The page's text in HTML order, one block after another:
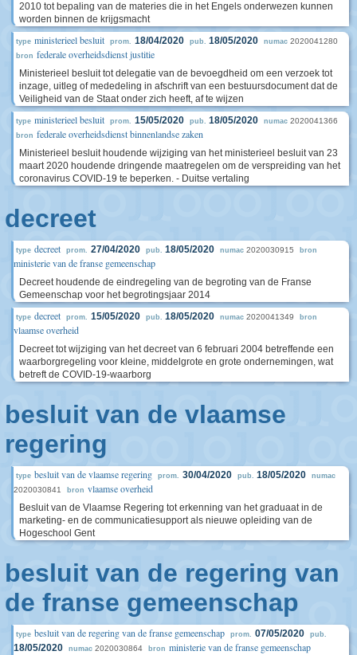
2010 tot bepaling van de materies die in het Engels onderwezen kunnen
worden binnen de krijgsmacht
type ministerieel besluit prom. 18/04/2020 pub. 18/05/2020 numac 2020041280
bron federale overheidsdienst justitie
Ministerieel besluit tot delegatie van de bevoegdheid om een verzoek tot
inzage, uitleg of mededeling in afschrift van een bestuursdocument dat de
Veiligheid van de Staat onder zich heeft, af te wijzen
type ministerieel besluit prom. 15/05/2020 pub. 18/05/2020 numac 2020041366
bron federale overheidsdienst binnenlandse zaken
Ministerieel besluit houdende wijziging van het ministerieel besluit van 23
maart 2020 houdende dringende maatregelen om de verspreiding van het
coronavirus COVID-19 te beperken. - Duitse vertaling
decreet
type decreet prom. 27/04/2020 pub. 18/05/2020 numac 2020030915 bron
ministerie van de franse gemeenschap
Decreet houdende de eindregeling van de begroting van de Franse
Gemeenschap voor het begrotingsjaar 2014
type decreet prom. 15/05/2020 pub. 18/05/2020 numac 2020041349 bron
vlaamse overheid
Decreet tot wijziging van het decreet van 6 februari 2004 betreffende een
waarborgregeling voor kleine, middelgrote en grote ondernemingen, wat
betreft de COVID-19-waarborg
besluit van de vlaamse
regering
type besluit van de vlaamse regering prom. 30/04/2020 pub. 18/05/2020 numac
2020030841 bron vlaamse overheid
Besluit van de Vlaamse Regering tot erkenning van het graduaat in de
marketing- en de communicatiesupport als nieuwe opleiding van de
Hogeschool Gent
besluit van de regering van
de franse gemeenschap
type besluit van de regering van de franse gemeenschap prom. 07/05/2020 pub.
18/05/2020 numac 2020030864 bron ministerie van de franse gemeenschap